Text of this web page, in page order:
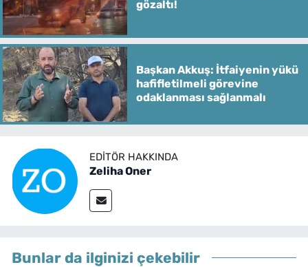
gözaltı!
Başkan Akkuş: İtfaiyenin yükü
hafifletilmeli görevine
odaklanması sağlanmalı
EDITÖR HAKKINDA
Zeliha Oner
Bunlar da ilginizi çekebilir